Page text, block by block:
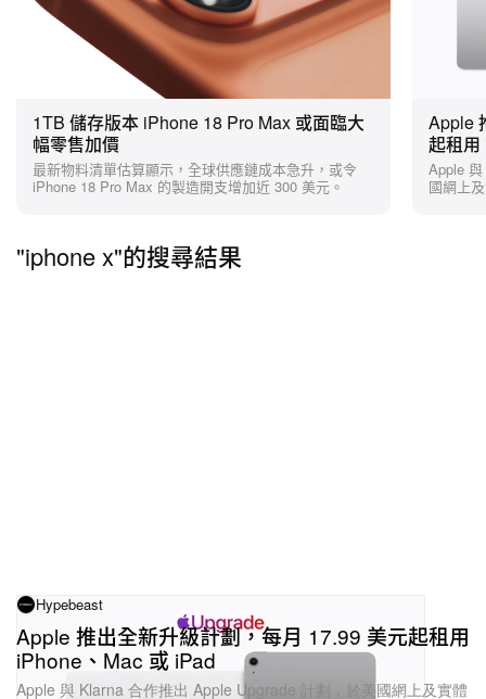
1TB 儲存版本 iPhone 18 Pro Max 或面臨大
幅零售加價
最新物料清單估算顯示，全球供應鏈成本急升，或令
iPhone 18 Pro Max 的製造開支增加近 300 美元。
Apple
起租用
Apple
國網上
"iphone x"的搜尋結果
Hypebeast
Apple 推出全新升級計劃，每月 17.99 美元起租用
iPhone、Mac 或 iPad
Apple 與 Klarna 合作推出 Apple Upgrade 計劃，於美國網上及實體